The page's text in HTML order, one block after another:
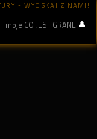
- WYCISKAJ Z NAMI!
moje CO JEST GRANE